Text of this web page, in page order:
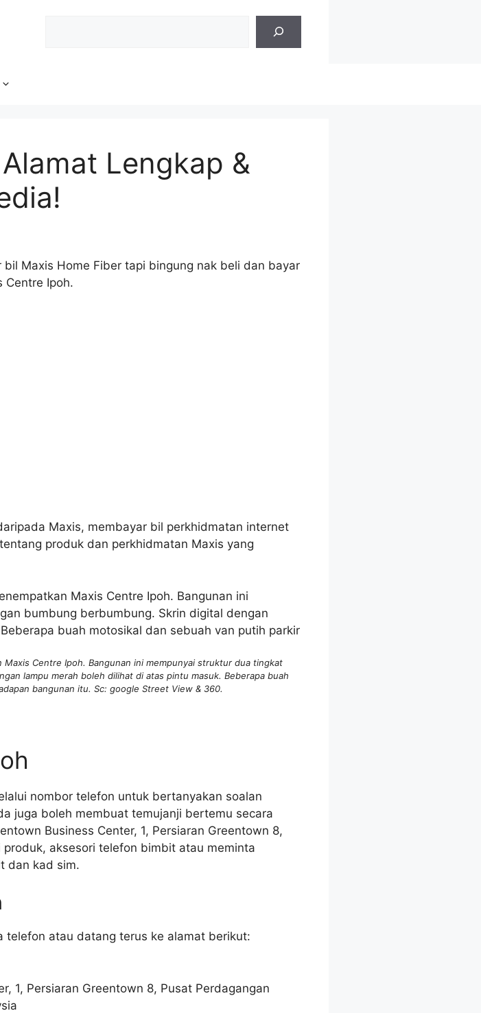
Lengkap &
Maxis Home Fiber tapi bingung nak beli dan bayar
Centre Ipoh.
Maxis, membayar bil perkhidmatan internet
produk dan perkhidmatan Maxis yang
Centre Ipoh. Bangunan ini mempunyai struktur dua tingkat
lampu merah boleh dilihat di atas pintu masuk. Beberapa buah
bangunan itu. Sc: google Street View & 360.
nombor telefon untuk bertanyakan soalan
juga boleh membuat temujanji bertemu secara
Business Center, 1, Persiaran Greentown 8,
aksesori telefon bimbit atau meminta
dan kad sim.
telefon atau datang terus ke alamat berikut:
1, Persiaran Greentown 8, Pusat Perdagangan